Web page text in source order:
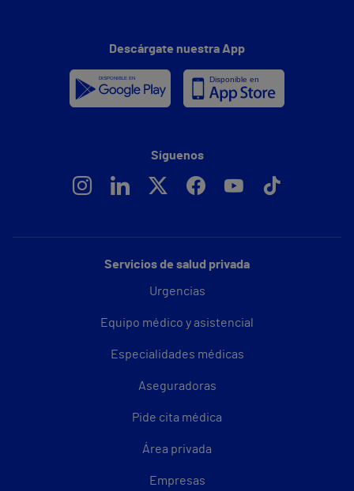
Servicios de salud privada
Urgencias
Equipo médico y asistencial
Especialidades médicas
Aseguradoras
Pide cita médica
Área privada
Empresas
Descárgate nuestra App
Síguenos